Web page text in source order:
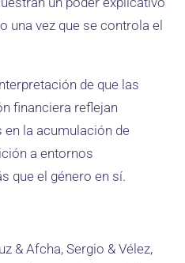
una vez que se controla el
de que las
financiera reflejan
la acumulación de
a entornos
que el género en sí.
& Afcha, Sergio & Vélez,